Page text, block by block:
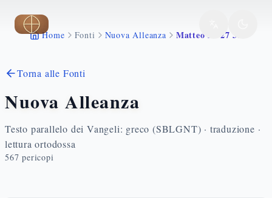
Vai al contenuto principale
Home Fonti Nuova Alleanza Matteo 27 27 31
Torna alle Fonti
Nuova Alleanza
Testo parallelo dei Vangeli: greco (SBLGNT) · traduzione ·
lettura ortodossa
567 pericopi